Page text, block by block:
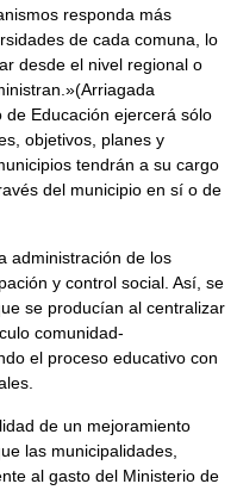
responda más
de cada comuna, lo
desde el nivel regional o
Educación ejercerá sólo
objetivos, planes y
tendrán a su cargo
del municipio en sí o de
administración de los
y control social. Así, se
se producían al centralizar
comunidad-
el proceso educativo con
de un mejoramiento
las municipalidades,
al gasto del Ministerio de